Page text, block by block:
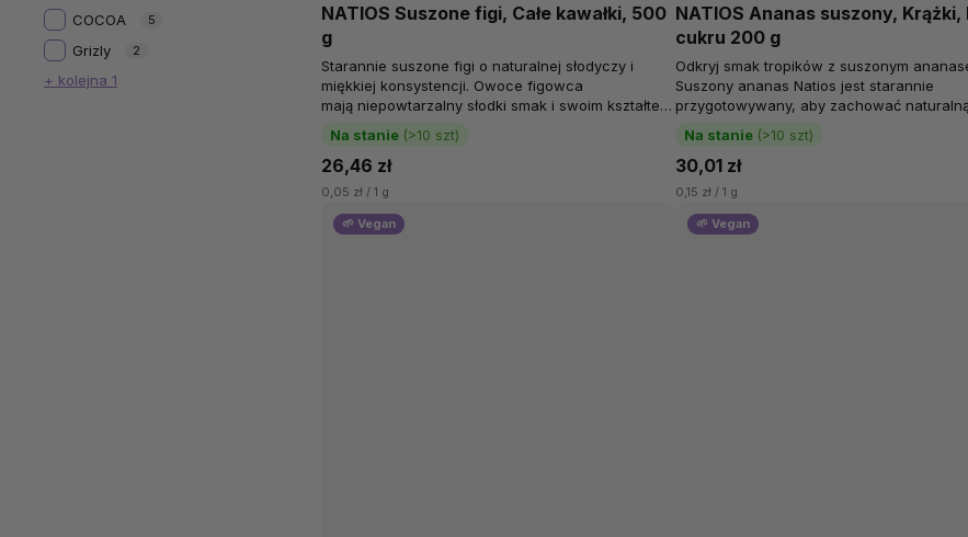
COCOA 5
Grizly 2
+ kolejna 1
NATIOS Suszone figi, Całe kawałki, 500
g
Na stanie (>10 szt)
26,46 zł
0,05 zł / 1 g
Starannie suszone figi o naturalnej słodyczy i
miękkiej konsystencji. Owoce figowca
mają niepowtarzalny słodki smak i swoim kształtem
przypominają łzę. Są pełne setek...
NATIOS Ananas suszony, Krążki,
cukru 200 g
Na stanie (>10 szt)
30,01 zł
0,15 zł / 1 g
Odkryj smak tropików z suszonym
Suszony ananas Natios jest starannie
przygotowywany, aby zachować naturalną
i bogatą zawartość składników
Ananas to...
🌱 Vegan 🌱 Vegan